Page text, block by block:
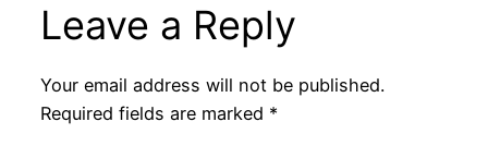
Leave a Reply
Your email address will not be published.
Required fields are marked *